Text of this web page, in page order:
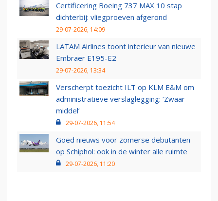
Certificering Boeing 737 MAX 10 stap
dichterbij: vliegproeven afgerond
29-07-2026, 14:09
LATAM Airlines toont interieur van nieuwe
Embraer E195-E2
29-07-2026, 13:34
Verscherpt toezicht ILT op KLM E&M om
administratieve verslaglegging: ‘Zwaar
middel’
29-07-2026, 11:54
Goed nieuws voor zomerse debutanten
op Schiphol: ook in de winter alle ruimte
29-07-2026, 11:20